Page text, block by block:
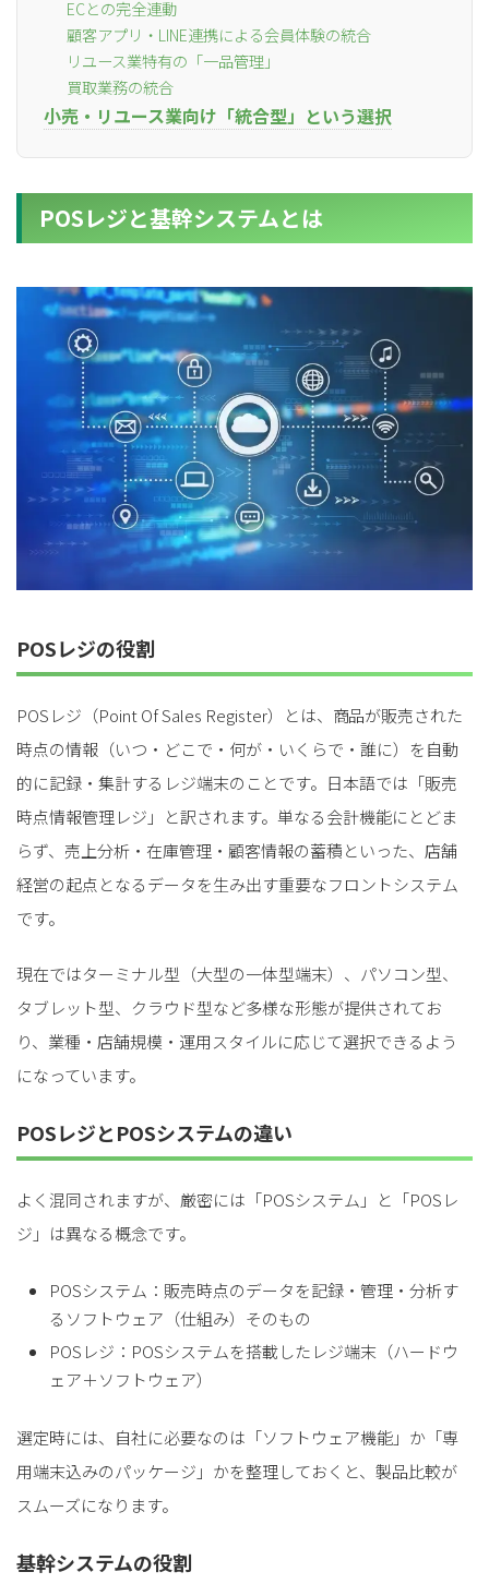
ECとの完全連動
顧客アプリ・LINE連携による会員体験の統合
リユース業特有の「一品管理」
買取業務の統合
小売・リユース業向け「統合型」という選択
POSレジと基幹システムとは
POSレジの役割
POSレジ（Point Of Sales Register）とは、商品が販売された
時点の情報（いつ・どこで・何が・いくらで・誰に）を自動
的に記録・集計するレジ端末のことです。日本語では「販売
時点情報管理レジ」と訳されます。単なる会計機能にとどま
らず、売上分析・在庫管理・顧客情報の蓄積といった、店舗
経営の起点となるデータを生み出す重要なフロントシステム
です。
現在ではターミナル型（大型の一体型端末）、パソコン型、
タブレット型、クラウド型など多様な形態が提供されてお
り、業種・店舗規模・運用スタイルに応じて選択できるよう
になっています。
POSレジとPOSシステムの違い
よく混同されますが、厳密には「POSシステム」と「POSレ
ジ」は異なる概念です。
POSシステム：販売時点のデータを記録・管理・分析す
るソフトウェア（仕組み）そのもの
POSレジ：POSシステムを搭載したレジ端末（ハードウ
ェア＋ソフトウェア）
選定時には、自社に必要なのは「ソフトウェア機能」か「専
用端末込みのパッケージ」かを整理しておくと、製品比較が
スムーズになります。
基幹システムの役割